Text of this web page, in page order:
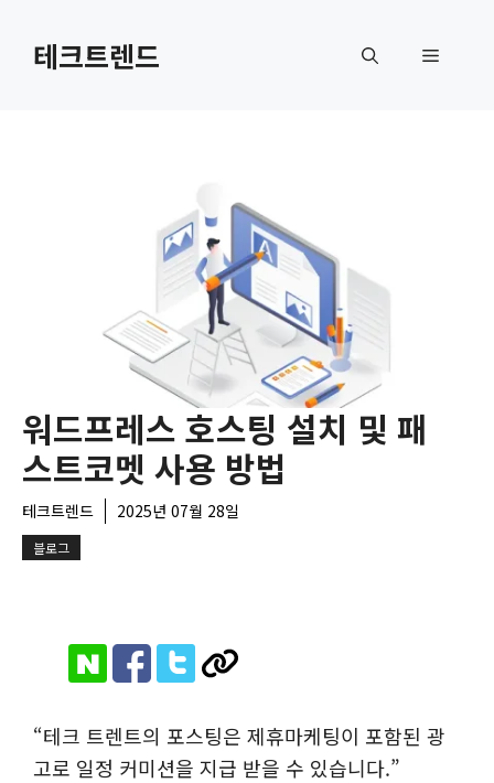
테크트렌드 메
워드프레스 호스팅 설치 및 패
스트코멧 사용 방법
테크트렌드 2025년 07월 28일
블로그
“테크 트렌트의 포스팅은 제휴마케팅이 포함된 광
고로 일정 커미션을 지급 받을 수 있습니다.”